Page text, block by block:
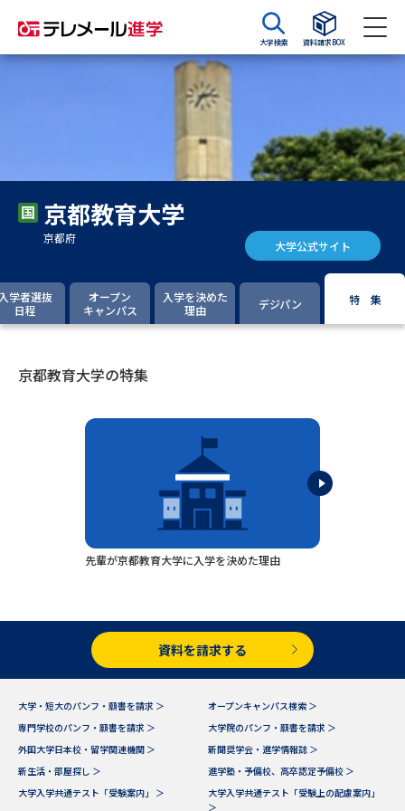
大学検索 資料請求BOX
資料請求
大学パンフ
大学入学共通テスト利用選抜の
過去問題集
大学入学共通テスト「受験案
内」の請求
大学入学共通テスト「受験上の
高等学校卒業程度認定試験
幼稚園教員資格認定試験 小学校教員資格認定試験
大学研究 大学検索
大学で学べる内容や特徴を調べる
新増設大学・学部・学科特集
国際・グローバルに強い大学特
集
京都教育大学
京都府 大学公式サイト
学者選抜
日程
オープン
キャンパス
入学を決めた
理由
デジパン 特 集
京都教育大学の特集
先輩が京都教育大学に入学を決めた理由
資料を請求する
大学・短大のパンフ・願書を請求 ＞
オープンキャンパス検索 ＞
専門学校のパンフ・願書を請求 ＞
大学院のパンフ・願書を請求 ＞
外国大学日本校・留学関連機関 ＞
新聞奨学会・進学情報誌 ＞
新生活・部屋探し ＞
進学塾・予備校、高卒認定予備校 ＞
大学入学共通テスト「受験案内」 ＞
大学入学共通テスト「受験上の配慮案内」
＞